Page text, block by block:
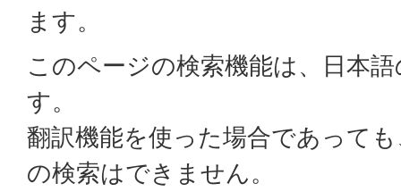
ます。
このページの検索機能は、日本
す。
翻訳機能を使った場合であって
の検索はできません。